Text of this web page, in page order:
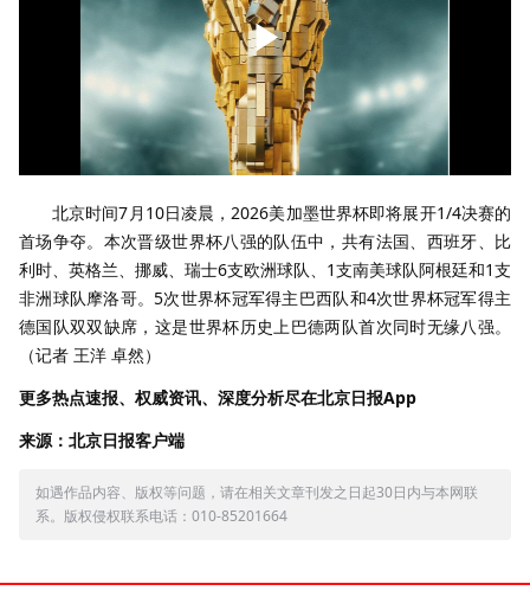
北京时间7月10日凌晨，2026美加墨世界杯即将展开1/4决赛的
首场争夺。本次晋级世界杯八强的队伍中，共有法国、西班牙、比
利时、英格兰、挪威、瑞士6支欧洲球队、1支南美球队阿根廷和1支
非洲球队摩洛哥。5次世界杯冠军得主巴西队和4次世界杯冠军得主
德国队双双缺席，这是世界杯历史上巴德两队首次同时无缘八强。
（记者 王洋 卓然）
更多热点速报、权威资讯、深度分析尽在北京日报App
来源：北京日报客户端
如遇作品内容、版权等问题，请在相关文章刊发之日起30日内与本网联
系。版权侵权联系电话：010-85201664